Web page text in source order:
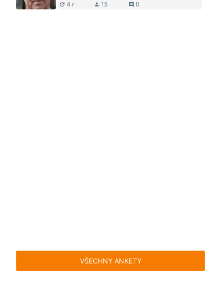
update 4 r person 15 comment 0
VŠECHNY ANKETY